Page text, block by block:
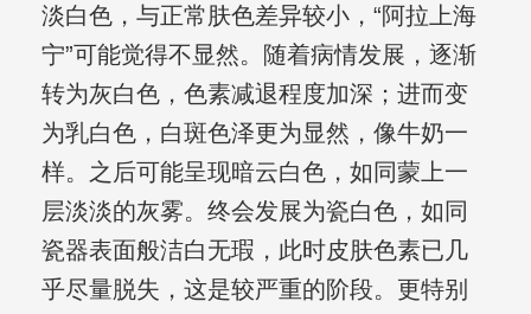
淡白色，与正常肤色差异较小，“阿拉上海
宁”可能觉得不显然。随着病情发展，逐渐
转为灰白色，色素减退程度加深；进而变
为乳白色，白斑色泽更为显然，像牛奶一
样。之后可能呈现暗云白色，如同蒙上一
层淡淡的灰雾。终会发展为瓷白色，如同
瓷器表面般洁白无瑕，此时皮肤色素已几
乎尽量脱失，这是较严重的阶段。更特别